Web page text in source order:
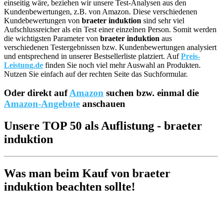
einseitig wäre, beziehen wir unsere Test-Analysen aus den
Kundenbewertungen, z.B. von Amazon. Diese verschiedenen
Kundebewertungen von braeter induktion sind sehr viel
Aufschlussreicher als ein Test einer einzelnen Person. Somit werden
die wichtigsten Parameter von braeter induktion aus
verschiedenen Testergebnissen bzw. Kundenbewertungen analysiert
und entsprechend in unserer Bestsellerliste platziert. AufPreis-
Leistung.de finden Sie noch viel mehr Auswahl an Produkten.
Nutzen Sie einfach auf der rechten Seite das Suchformular.
Oder direkt aufAmazon suchen bzw. einmal die
Amazon-Angebote anschauen
Unsere TOP 50 als Auflistung - braeter
induktion
Was man beim Kauf von braeter
induktion beachten sollte!